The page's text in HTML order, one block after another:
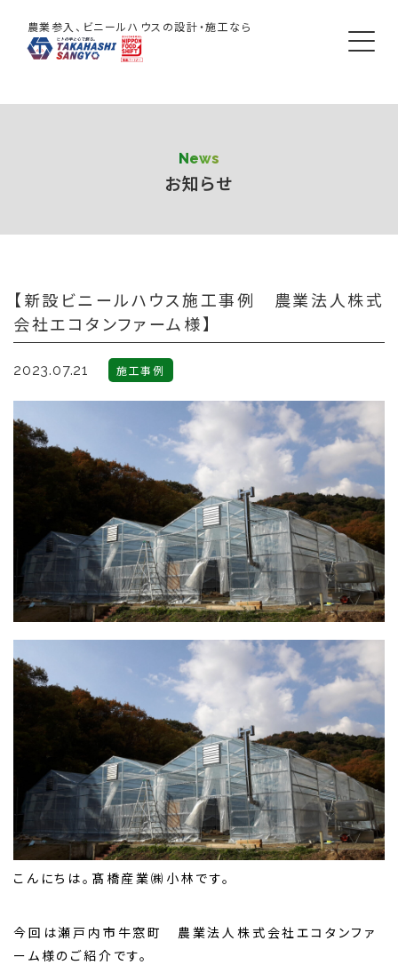
農業参入、ビニールハウスの設計・施工なら
News
お知らせ
【新設ビニールハウス施工事例 農業法人株式
会社エコタンファーム様】
2023.07.21 施工事例
こんにちは。髙橋産業㈱小林です。
今回は瀬戸内市牛窓町 農業法人株式会社エコタンファ
ーム様のご紹介です。